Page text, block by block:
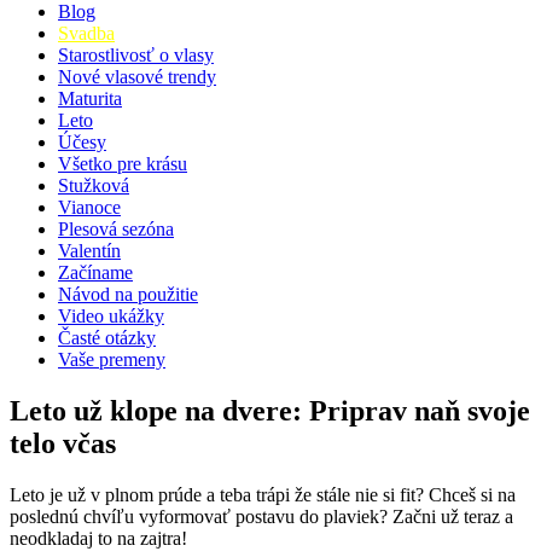
Blog
Svadba
Starostlivosť o vlasy
Nové vlasové trendy
Maturita
Leto
Účesy
Všetko pre krásu
Stužková
Vianoce
Plesová sezóna
Valentín
Začíname
Návod na použitie
Video ukážky
Časté otázky
Vaše premeny
Leto už klope na dvere: Priprav naň svoje
telo včas
Leto je už v plnom prúde a teba trápi že stále nie si fit? Chceš si na
poslednú chvíľu vyformovať postavu do plaviek? Začni už teraz a
neodkladaj to na zajtra!